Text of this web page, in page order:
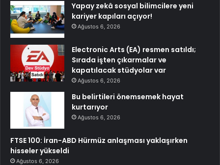
Yapay zekâ sosyal bilimcilere yeni
kariyer kapıları açıyor!
Ağustos 6, 2026
Electronic Arts (EA) resmen satıldı;
Sırada işten çıkarmalar ve
kapatılacak stüdyolar var
Ağustos 6, 2026
Bu belirtileri önemsemek hayat
kurtarıyor
Ağustos 6, 2026
FTSE 100: İran-ABD Hürmüz anlaşması yaklaşırken
hisseler yükseldi
Ağustos 6, 2026